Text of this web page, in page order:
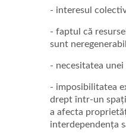
- interesul
- faptul că
sunt
- necesitatea
- imposibilitatea
drept într-un
a afecta
interdependența